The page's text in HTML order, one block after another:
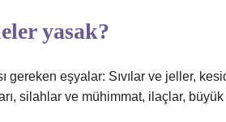
yasak?
gereken eşyalar: Sıvılar ve jeller,
silahlar ve mühimmat, ilaçlar,